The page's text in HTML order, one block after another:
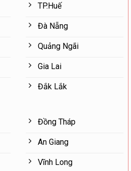
TP.Huế
Đà Nẵng
Quảng Ngãi
Gia Lai
Đắk Lắk
Đồng Tháp
An Giang
Vĩnh Long